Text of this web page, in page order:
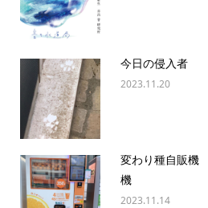
今日の侵入者
2023.11.20
変わり種自販機
機
2023.11.14